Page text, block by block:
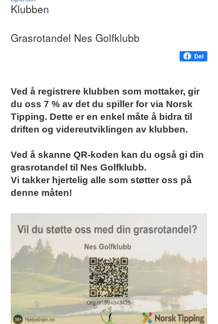
Klubben
Grasrotandel Nes Golfklubb
Del
Ved å registrere klubben som mottaker, gir
du oss 7 % av det du spiller for via Norsk
Tipping. Dette er en enkel måte å bidra til
driften og videreutviklingen av klubben.
Ved å skanne QR-koden kan du også gi din
grasrotandel til Nes Golfklubb.
Vi takker hjertelig alle som støtter oss på
denne måten!